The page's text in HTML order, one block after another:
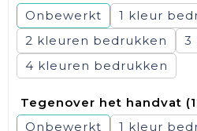
Onbewerkt
1
2
3
4
Tegenover het handvat
Onbewerkt
1